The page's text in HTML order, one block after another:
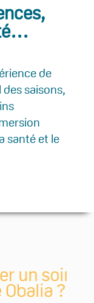
de
saisons,
santé et le
un soin
?